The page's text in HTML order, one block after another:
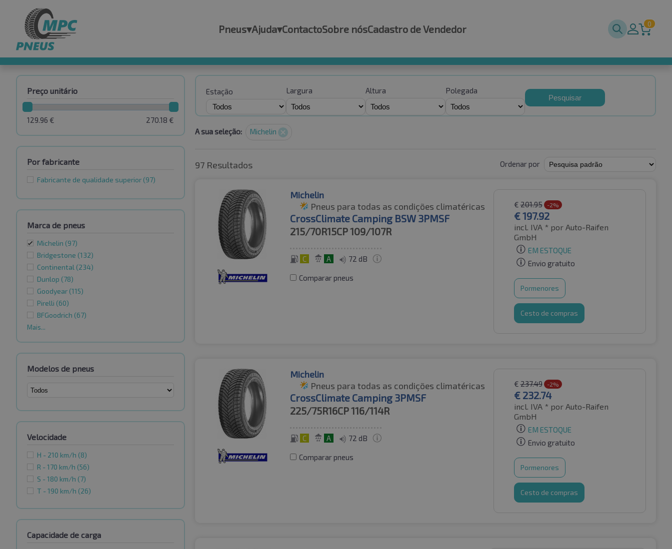
Pneus▾Ajuda▾ContactoSobre nósCadastro de Vendedor 0
Preço unitário
270.18 €
129.96 €
Por fabricante
Fabricante de qualidade superior (97)
Marca de pneus
Michelin (97)
Bridgestone (132)
Continental (234)
Dunlop (78)
Goodyear (115)
Pirelli (60)
BFGoodrich (67)
Mais...
Modelos de pneus
Velocidade
H - 210 km/h (8)
R - 170 km/h (56)
S - 180 km/h (7)
T - 190 km/h (26)
Capacidade de carga
Estação Largura Altura Polegada
Pesquisar
A sua seleção: Michelin
97 Resultados Ordenar por
Michelin
Pneus para todas as condições climatéricas
CrossClimate Camping BSW 3PMSF
215/70R15CP109/107R
C A 72 dB
Comparar pneus
€201.95 -2%
€197.92
incl. IVA * por Auto-Raifen
GmbH
EM ESTOQUE
Envio gratuito
Pormenores
Cesto de compras
Michelin
Pneus para todas as condições climatéricas
CrossClimate Camping 3PMSF
225/75R16CP116/114R
C A 72 dB
Comparar pneus
€237.49 -2%
€ 232.74
incl. IVA * por Auto-Raifen
GmbH
EM ESTOQUE
Envio gratuito
Pormenores
Cesto de compras